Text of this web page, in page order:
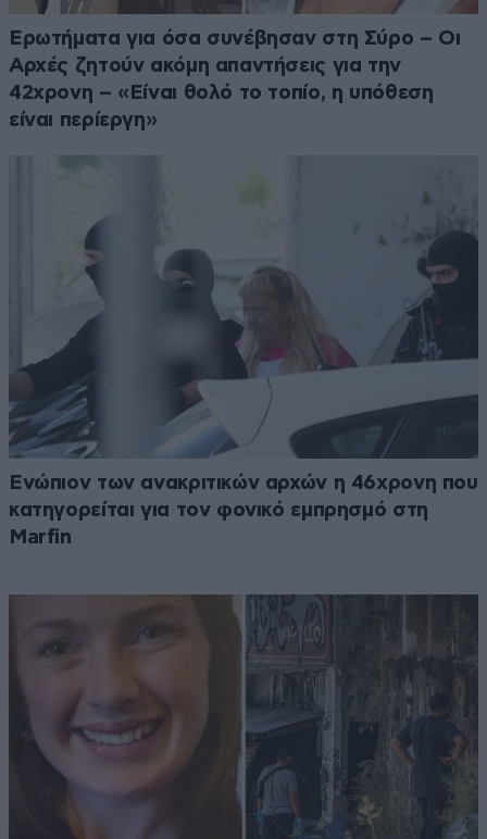
Ερωτήματα για όσα συνέβησαν στη Σύρο – Οι
Αρχές ζητούν ακόμη απαντήσεις για την
42χρονη – «Είναι θολό το τοπίο, η υπόθεση
είναι περίεργη»
Ενώπιον των ανακριτικών αρχών η 46χρονη που
κατηγορείται για τον φονικό εμπρησμό στη
Marfin